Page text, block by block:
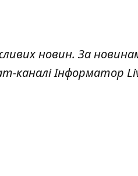
новин. За
каналіІнформатор